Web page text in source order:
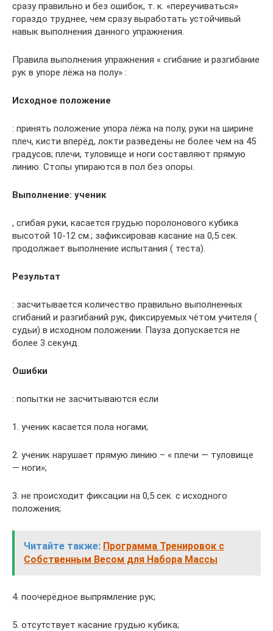
сразу правильно и без ошибок, т. к. «переучиваться»
гораздо труднее, чем сразу выработать устойчивый
навык выполнения данного упражнения.
Правила выполнения упражнения « сгибание и разгибание
рук в упоре лёжа на полу» :
Исходное положение
: принять положение упора лёжа на полу, руки на ширине
плеч, кисти вперёд, локти разведены не более чем на 45
градусов; плечи, туловище и ноги составляют прямую
линию. Стопы упираются в пол без опоры.
Выполнение: ученик
, сгибая руки, касается грудью поролонового кубика
высотой 10-12 см.; зафиксировав касание на 0,5 сек.
продолжает выполнение испытания ( теста).
Результат
: засчитывается количество правильно выполненных
сгибаний и разгибаний рук, фиксируемых чётом учителя (
судьи) в исходном положении. Пауза допускается не
более 3 секунд.
Ошибки
: попытки не засчитываются если
1. ученик касается пола ногами;
2. ученик нарушает прямую линию – « плечи — туловище
— ноги»;
3. не происходит фиксации на 0,5 сек. с исходного
положения;
Читайте также: Программа Тренировок с
Собственным Весом для Набора Массы
4. поочерёдное выпрямление рук;
5. отсутствует касание грудью кубика;